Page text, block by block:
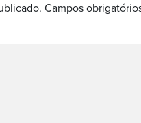
Campos